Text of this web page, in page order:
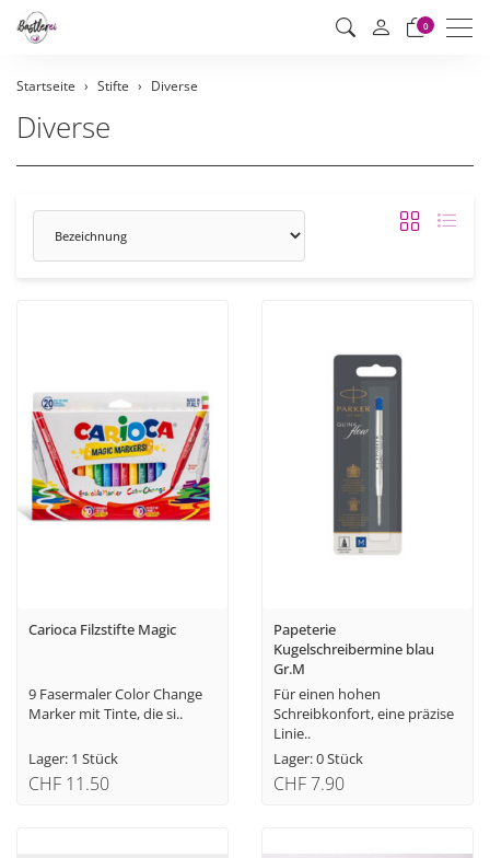
0
Startseite Stifte Diverse
Diverse
Sortierung
Carioca Filzstifte Magic
9 Fasermaler Color Change
Marker mit Tinte, die si..
Lager: 1 Stück
CHF 11.50
Papeterie
Kugelschreibermine blau
Gr.M
Für einen hohen
Schreibkonfort, eine präzise
Linie..
Lager: 0 Stück
CHF 7.90